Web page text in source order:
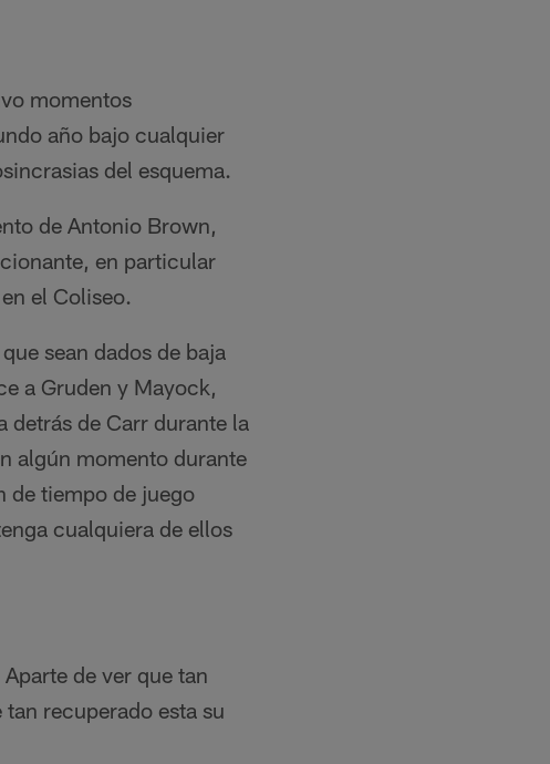
momentos
año bajo cualquier
del esquema.
de Antonio Brown,
en particular
el Coliseo.
sean dados de baja
a Gruden y Mayock,
detrás de Carr durante la
algún momento durante
de tiempo de juego
cualquiera de ellos
de ver que tan
recuperado esta su